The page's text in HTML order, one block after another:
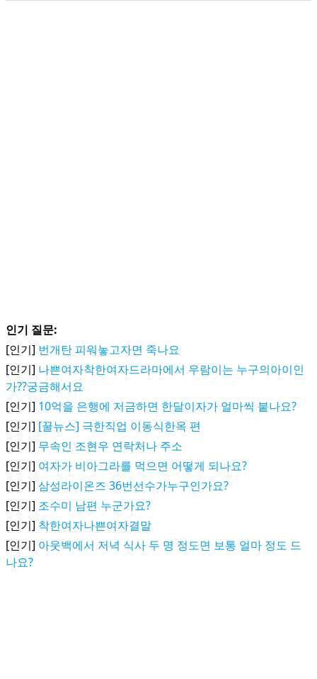
인기 질문:
[인기] 번개탄 피워놓고자면 죽나요
[인기] 나쁜여자착한여자드라마에서 우람이는 누구의아이인
가??궁금해서요
[인기] 10억을 은행에 저금하면 한달이자가 얼마씩 붙나요?
[인기] [꿀뉴스] 극한직업 이동식한옥 편
[인기] 무속인 조현우 연락처나 주소
[인기] 여자가 비아그라를 먹으면 어떻게 되나요?
[인기] 삼성라이온즈 36번선수가누구인가요?
[인기] 조수미 남편 누군가요?
[인기] 착한여자나쁜여자결말
[인기] 아웃백에서 저녁 식사 두 명 정도면 보통 얼마 정도 드
나요?